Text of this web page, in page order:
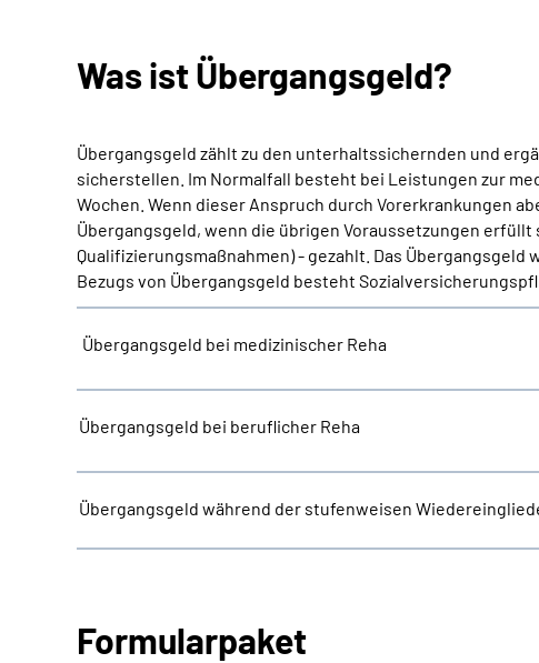
Was ist Übergangsgeld?
Übergangsgeld zählt zu den unterhaltssichernden und
sicherstellen. Im Normalfall besteht bei Leistungen zur
Wochen. Wenn dieser Anspruch durch Vorerkrankungen
Übergangsgeld, wenn die übrigen Voraussetzungen erfüllt
Qualifizierungsmaßnahmen) - gezahlt. Das
Bezugs von Übergangsgeld besteht
Übergangsgeld bei medizinischer Reha
Übergangsgeld bei beruflicher Reha
Übergangsgeld während der stufenweisen
Formularpaket